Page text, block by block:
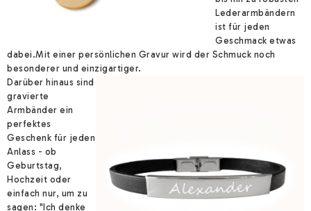
Lederarmbändern
ist für jeden
Geschmack etwas
dabei.Mit einer persönlichen Gravur wird der Schmuck noch
besonderer und einzigartiger.
Darüber hinaus sind
gravierte
Armbänder ein
perfektes
Geschenk für jeden
Anlass - ob
Geburtstag,
Hochzeit oder
einfach nur, um zu
sagen: "Ich denke